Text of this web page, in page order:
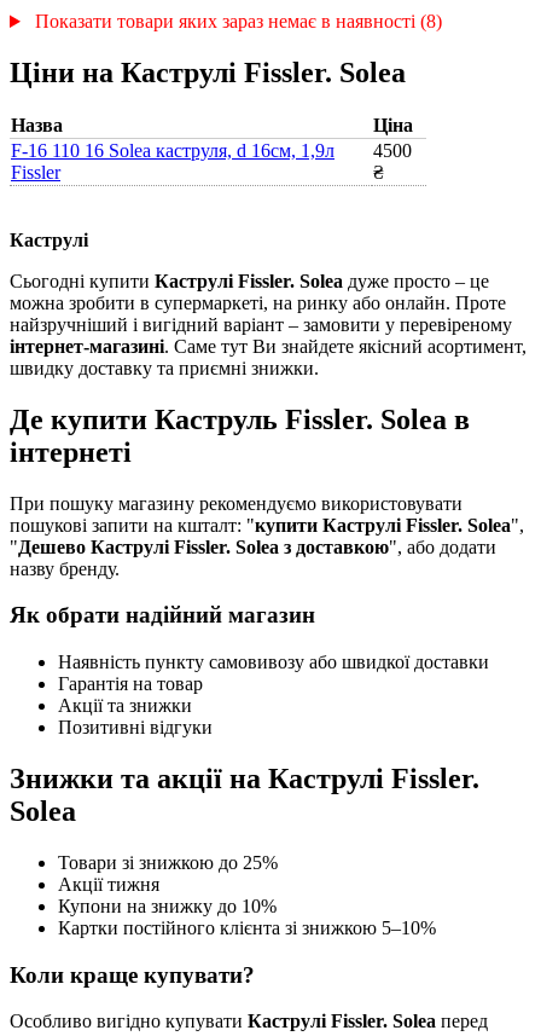
Показати товари яких зараз немає в наявності (8)
Ціни на Каструлі Fissler. Solea
Назва
Ціна
F-16 110 16 Solea каструля, d 16см, 1,9л
Fissler
4500
₴
Каструлі
Сьогодні купити Каструлі Fissler. Solea дуже просто – це
можна зробити в супермаркеті, на ринку або онлайн. Проте
найзручніший і вигідний варіант – замовити у перевіреному
інтернет-магазині. Саме тут Ви знайдете якісний асортимент,
швидку доставку та приємні знижки.
Де купити Каструль Fissler. Solea в
інтернеті
При пошуку магазину рекомендуємо використовувати
пошукові запити на кшталт: "купити Каструлі Fissler. Solea",
"Дешево Каструлі Fissler. Solea з доставкою", або додати
назву бренду.
Як обрати надійний магазин
Наявність пункту самовивозу або швидкої доставки
Гарантія на товар
Акції та знижки
Позитивні відгуки
Знижки та акції на Каструлі Fissler.
Solea
Товари зі знижкою до 25%
Акції тижня
Купони на знижку до 10%
Картки постійного клієнта зі знижкою 5–10%
Коли краще купувати?
Особливо вигідно купувати Каструлі Fissler. Solea перед